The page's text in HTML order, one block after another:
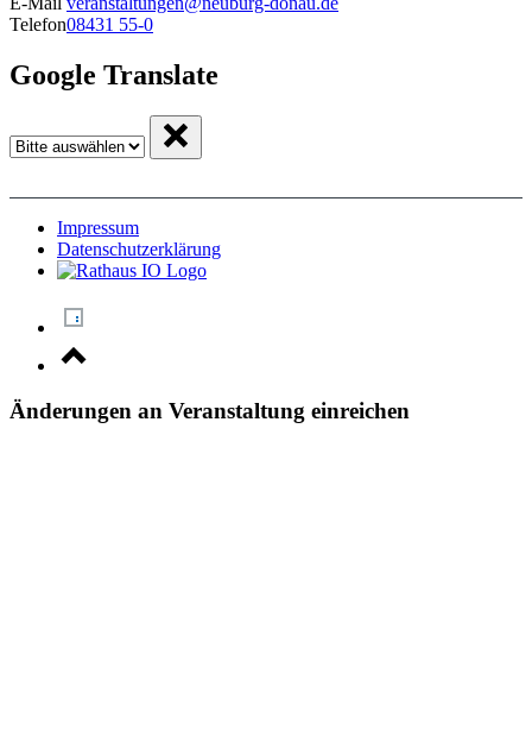
Telefon08431 55-0
Google Translate
Impressum
Datenschutzerklärung
Änderungen an Veranstaltung einreichen